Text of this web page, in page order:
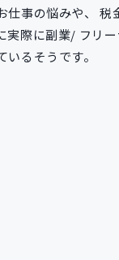
仕事の悩みや、
実際に副業/ フリ
るそうです。